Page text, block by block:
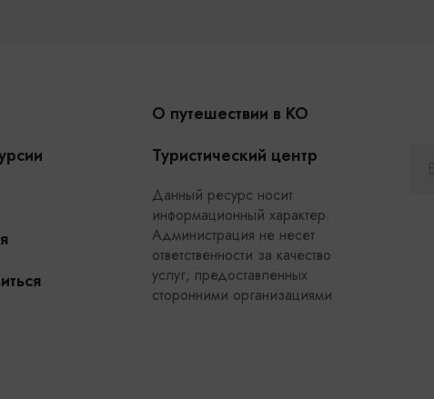
О путешествии в КО
Туристический центр
Данный ресурс носит
информационный характер.
Администрация не несет
ответственности за качество
услуг, предоставленных
сторонними организациями